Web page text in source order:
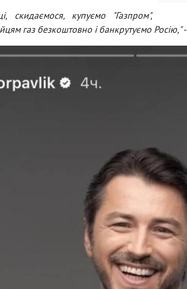
скидаємося, купуємо "Газпром",
газ безкоштовно і банкрутуємо Росію,"-